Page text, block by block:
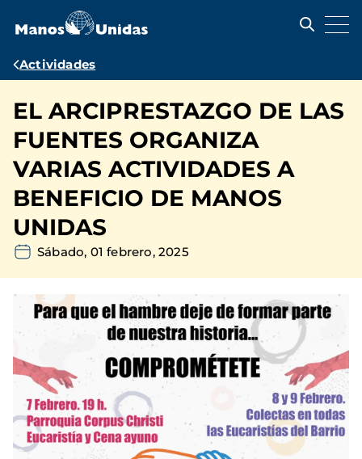
contenido
Ruta
navegación
Actividades
EL ARCIPRESTAZGO DE LAS
FUENTES ORGANIZA
VARIAS ACTIVIDADES A
BENEFICIO DE MANOS
UNIDAS
Sábado, 01 febrero, 2025